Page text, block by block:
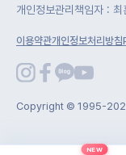
개인정보관리책임자 :
이용약관개인정보처리방침
Copyright © 1995-
NEW